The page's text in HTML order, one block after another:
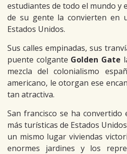
estudiantes de todo el mundo y
de su gente la convierten en
Estados Unidos.
Sus calles empinadas, sus
puente colgante Golden Gate
mezcla del colonialismo
americano, le otorgan ese
tan atractiva.
San francisco se ha convertido
más turísticas de Estados
un mismo lugar viviendas
enormes jardines y los